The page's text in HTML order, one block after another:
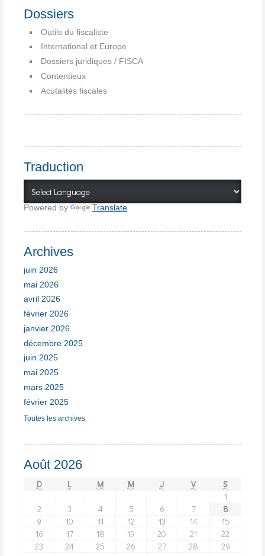
Dossiers
Outils du fiscaliste
International et Europe
Dossiers juridiques / FISCA
Contentieux
Acutalités fiscales
Traduction
Powered by Translate
Archives
juin 2026
mai 2026
avril 2026
février 2026
janvier 2026
décembre 2025
juin 2025
mai 2025
mars 2025
février 2025
Toutes les archives
Août 2026
D L M M J V
S
1
2
3 4 5 6 7
8
9
10 11 12 13 14
15
16
17 18 19 20 21
22
23
24 25 26 27 28
29